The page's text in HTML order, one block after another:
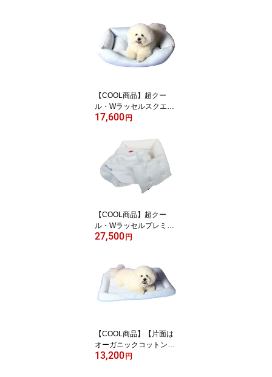
【COOL商品】超クー
ル・Wラッセルスクエア
型（一体型） S犬猫ベッ
ニックコットン商品で
は、ありません】接触冷
感 冷たいベッド 暑さ
対策 冷えマット 暑さ
対策 ペットベッド 冷
感 冷感 犬用 猫用
17,600円
【COOL商品】超クー
ル・Wラッセルプレミア
ム・スクエア型 Mカバー
ニックコットン商品で
は、ありません】
27,500円
【COOL商品】【片面は
オーガニックコットン生
地】 超クール・Wラッセ
13,200円